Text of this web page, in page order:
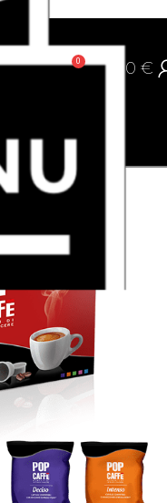
0 0,00 €